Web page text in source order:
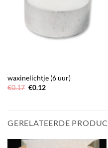
waxinelichtje (6 uur)
€0.17 Oorspronkelijke
€0.12Huidige
GERELATEERDE